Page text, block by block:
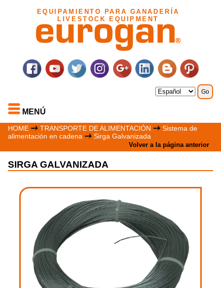
EQUIPAMIENTO PARA GANADERÍA
LIVESTOCK EQUIPMENT
MENÚ
HOME TRANSPORTE DE ALIMENTACIÓN
Sistema de
alimentación en cadena
Sirga Galvanizada
Volver a la página anterior
SIRGA GALVANIZADA